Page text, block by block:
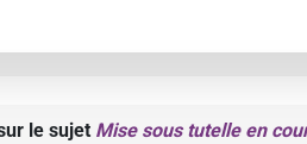
le sujet Mise sous tutelle en